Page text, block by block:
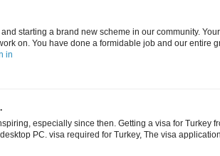
starting a brand new scheme in our community.
on. You have done a formidable job and our entire
in
especially since then. Getting a visa for Turkey
PC. visa required for Turkey, The visa